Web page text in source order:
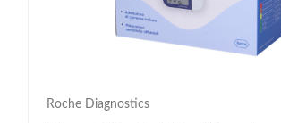
Roche Diagnostics